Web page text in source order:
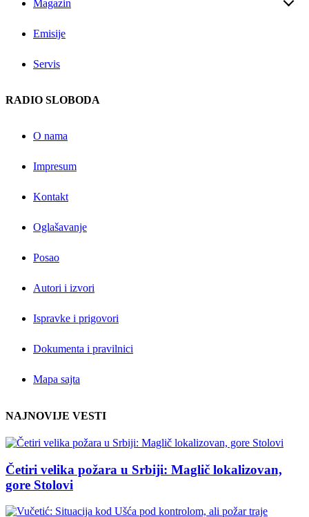
Magazin
Emisije
Servis
RADIO SLOBODA
O nama
Impresum
Kontakt
Oglašavanje
Posao
Autori i izvori
Ispravke i prigovori
Dokumenta i pravilnici
Mapa sajta
NAJNOVIJE VESTI
Četiri velika požara u Srbiji: Maglič lokalizovan,
gore Stolovi